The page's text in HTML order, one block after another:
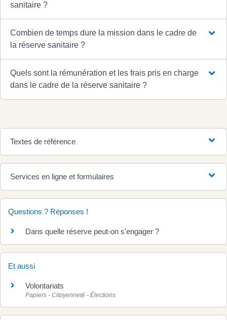
sanitaire ?
Combien de temps dure la mission dans le cadre de
la réserve sanitaire ?
Quels sont la rémunération et les frais pris en charge
dans le cadre de la réserve sanitaire ?
Textes de référence
Services en ligne et formulaires
Questions ? Réponses !
Dans quelle réserve peut-on s'engager ?
Et aussi
Volontariats
Papiers - Citoyenneté - Élections